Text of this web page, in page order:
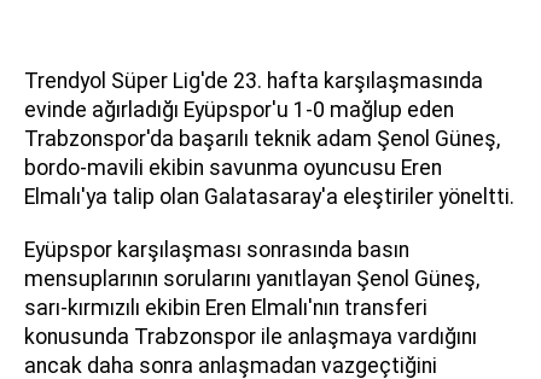
Trendyol Süper Lig'de 23. hafta karşılaşmasında
evinde ağırladığı Eyüpspor'u 1-0 mağlup eden
Trabzonspor'da başarılı teknik adam Şenol Güneş,
bordo-mavili ekibin savunma oyuncusu Eren
Elmalı'ya talip olan Galatasaray'a eleştiriler yöneltti.
Eyüpspor karşılaşması sonrasında basın
mensuplarının sorularını yanıtlayan Şenol Güneş,
sarı-kırmızılı ekibin Eren Elmalı'nın transferi
konusunda Trabzonspor ile anlaşmaya vardığını
ancak daha sonra anlaşmadan vazgeçtiğini